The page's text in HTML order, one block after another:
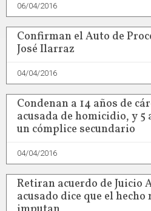
06/04/2016
Confirman el Auto de
José Ilarraz
04/04/2016
Condenan a 14 años de
acusada de homicidio, y 5
un cómplice secundario
04/04/2016
Retiran acuerdo de Juicio
acusado dice que el